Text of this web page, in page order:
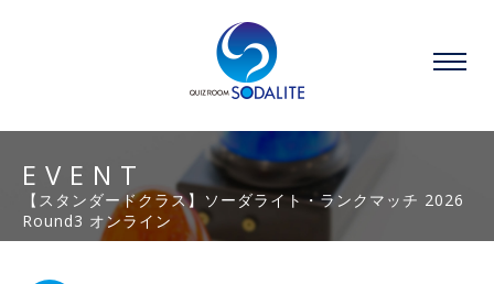
EVENT
【スタンダードクラス】ソーダライト・ランクマッチ 2026
Round3 オンライン